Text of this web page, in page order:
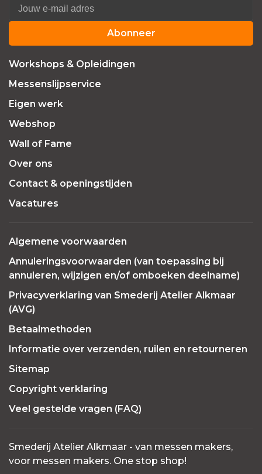
Abonneer
Workshops & Opleidingen
Messenslijpservice
Eigen werk
Webshop
Wall of Fame
Over ons
Contact & openingstijden
Vacatures
Algemene voorwaarden
Annuleringsvoorwaarden (van toepassing bij
annuleren, wijzigen en/of omboeken deelname)
Privacyverklaring van Smederij Atelier Alkmaar
(AVG)
Betaalmethoden
Informatie over verzenden, ruilen en retourneren
Sitemap
Copyright verklaring
Veel gestelde vragen (FAQ)
Smederij Atelier Alkmaar - van messen makers,
voor messen makers. One stop shop!